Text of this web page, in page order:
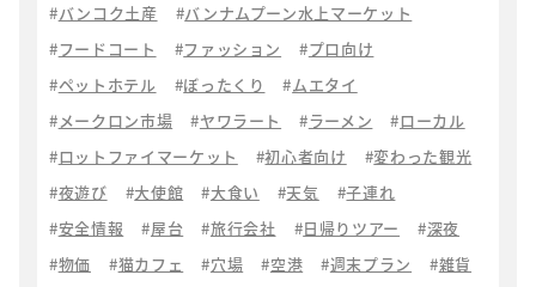
バンコク土産
バンナムプーン水上マーケット
フードコート
ファッション
プロ向け
ペットホテル
ぼったくり
ムエタイ
メークロン市場
ヤワラート ラーメン
ローカル
ロットファイマーケット
初心者向け
変わった観光
夜遊び
大使館 大食い 天気
子連れ
安全情報
屋台 旅行会社 日帰りツアー
深夜
物価
猫カフェ 穴場 空港 週末プラン
雑貨